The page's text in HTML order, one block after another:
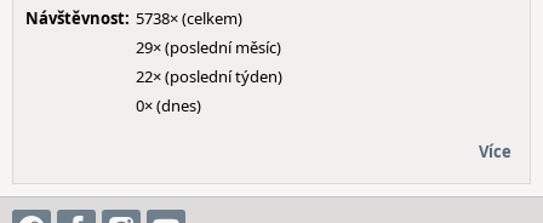
Návštěvnost: 5738× (celkem)
29× (poslední měsíc)
22× (poslední týden)
0× (dnes)
Více